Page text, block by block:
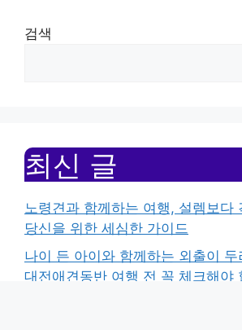
검색
최신 글
노령견과 함께하는 여행, 설렘보다
당신을 위한 세심한 가이드
나이 든 아이와 함께하는 외출이
대전애견동반 여행 전 꼭 체크해야